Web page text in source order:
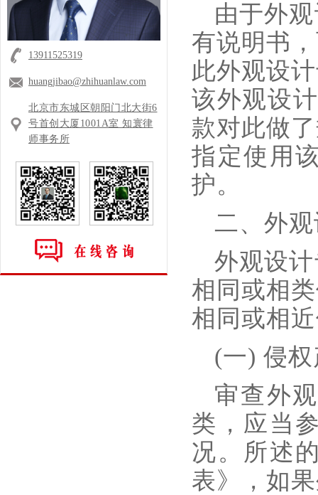
13911525319
huangjibao@zhihuanlaw.com
北京市东城区朝阳门北大街6
号首创大厦1001A室 知寰律
师事务所
由于外
有说明书
此外观设
该外观设
款对此做
指定使用
护。
二、外
外观设
相同或相
相同或相
(一) 侵
审查外
类，应当
况。所述
表》，如